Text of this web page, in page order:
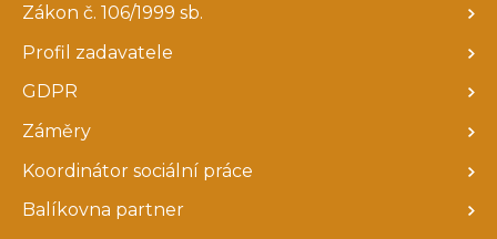
Zákon č. 106/1999 sb.
Profil zadavatele
GDPR
Záměry
Koordinátor sociální práce
Balíkovna partner